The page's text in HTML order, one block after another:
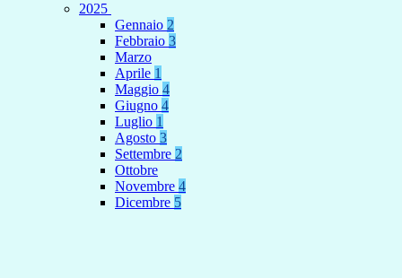
2025
Gennaio 2
Febbraio 3
Marzo
Aprile 1
Maggio 4
Giugno 4
Luglio 1
Agosto 3
Settembre 2
Ottobre
Novembre 4
Dicembre 5